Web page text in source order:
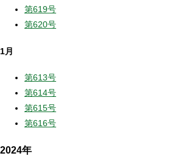
第619号
第620号
1月
第613号
第614号
第615号
第616号
2024年